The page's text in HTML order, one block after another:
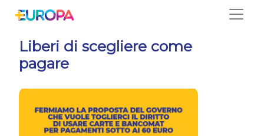
Liberi di scegliere come
pagare